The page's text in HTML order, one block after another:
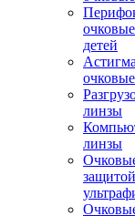
детей
линзы
линзы